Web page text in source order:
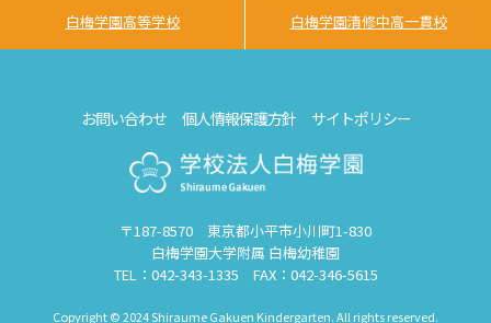
白梅学園高等学校 白梅学園清修中高一貫校
〒187-8570 東京都小平市小川町1-830
白梅学園大学附属 白梅幼稚園
TEL：042-343-1335 FAX：042-346-5615
お問い合わせ 個人情報保護方針 サイトポリシー
Copyright © 2024 Shiraume Gakuen Kindergarten. All rights reserved.